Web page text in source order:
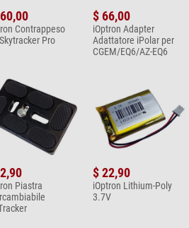
Contrappeso
Pro
$ 66,00
iOptron Adapter
Adattatore iPolar per
CGEM/EQ6/AZ-EQ6
Piastra
$ 22,90
iOptron Lithium-Poly
3.7V